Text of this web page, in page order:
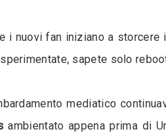
i nuovi fan iniziano a storcere
sapete solo
mediatico
ambientato appena prima di